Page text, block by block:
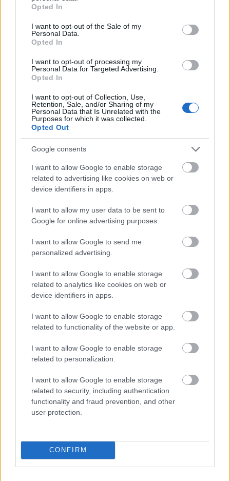
use your data for below specified purposes in below Google
consent section.
Opted In
I want to opt-out of the Sale of my
Personal Data.
Opted In
I want to opt-out of processing my
Personal Data for Targeted Advertising.
Opted In
I want to opt-out of Collection, Use,
Retention, Sale, and/or Sharing of my
Personal Data that Is Unrelated with the
Purposes for which it was collected.
Opted Out
Google consents
I want to allow Google to enable storage
related to advertising like cookies on web or
device identifiers in apps.
I want to allow my user data to be sent to
Google for online advertising purposes.
I want to allow Google to send me
personalized advertising.
I want to allow Google to enable storage
related to analytics like cookies on web or
device identifiers in apps.
I want to allow Google to enable storage
related to functionality of the website or app.
I want to allow Google to enable storage
related to personalization.
I want to allow Google to enable storage
related to security, including authentication
functionality and fraud prevention, and other
user protection.
CONFIRM
tolvajnyelvet beszélő gyufaárus-fiúk, az utcai
lumpen világa, hiába a ma már utcai mivolta
ellenére is emelkedettnek tűnő nyelvezet,
Szép Ernő Szikszai Rémusz rendező keze
alatt egészen aktuális. Igaz, az volna a
meglepő, ha nem lenne így: Szikszainak
vastagon fogó filctollal satírozza ki az
évszámot minden keze ügyébe kerülő darab
mellől, lásd a Caligula helytartóját, a
Képmutatók cselszövését vagy az I.
Erzsébetet. Nem írja a helyükre az idei
évszámot, de tesz róla, hogy ezzel
kapcsolatos kérdés fel se merüljön a
nézőben.”/Kovács Bálint, egyfelvonás/
„Szikszai Rémusz rendezése telitalálat.
Ráérez, hogy a két világháború közti
léthelyzet jó néhány tekintetben azonos a
maival. Lefesti a kiszolgáltatottság és a
hatalmaskodás többféle árnyalatát.
Megmutatja a lehetetlen körülmények között
is létezni próbáló embert.”/Bóta Gábor,
Népszava/
Színház Premier Szkéné Színház